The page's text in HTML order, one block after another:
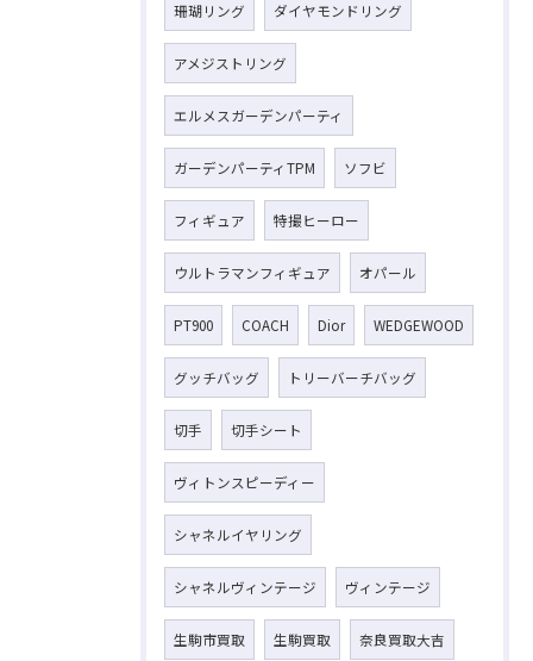
珊瑚リング ダイヤモンドリング
アメジストリング
エルメスガーデンパーティ
ガーデンパーティTPM ソフビ
フィギュア 特撮ヒーロー
ウルトラマンフィギュア オパール
PT900 COACH Dior WEDGEWOOD
グッチバッグ トリーバーチバッグ
切手 切手シート
ヴィトンスピーディー
シャネルイヤリング
シャネルヴィンテージ ヴィンテージ
生駒市買取 生駒買取 奈良買取大吉